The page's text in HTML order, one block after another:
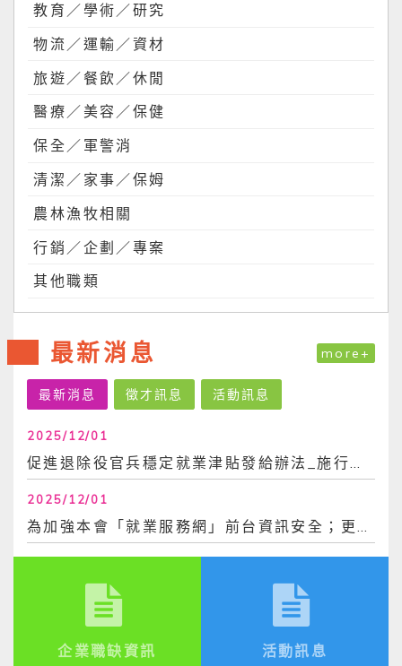
教育／學術／研究
物流／運輸／資材
旅遊／餐飲／休閒
醫療／美容／保健
保全／軍警消
清潔／家事／保姆
農林漁牧相關
行銷／企劃／專案
其他職類
最新消息 more+
最新消息 徵才訊息 活動訊息
2025/12/01
2025/12/01
企業職缺資訊 活動訊息